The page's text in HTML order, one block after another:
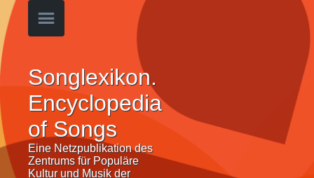
Songlexikon.
Encyclopedia
of Songs
Eine Netzpublikation des
Zentrums für Populäre
Kultur und Musik der